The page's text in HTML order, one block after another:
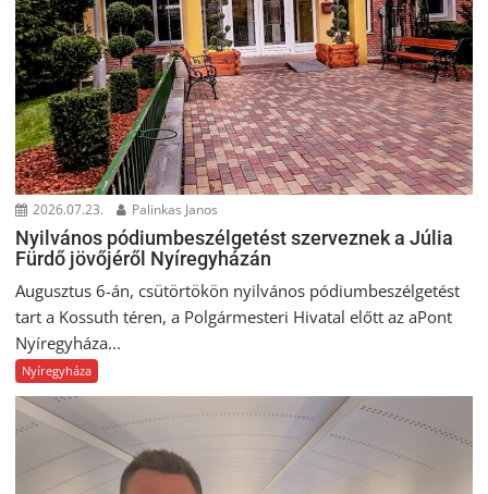
2026.07.23. Palinkas Janos
Nyilvános pódiumbeszélgetést szerveznek a Júlia
Fürdő jövőjéről Nyíregyházán
Augusztus 6-án, csütörtökön nyilvános pódiumbeszélgetést
tart a Kossuth téren, a Polgármesteri Hivatal előtt az aPont
Nyíregyháza...
Nyíregyháza